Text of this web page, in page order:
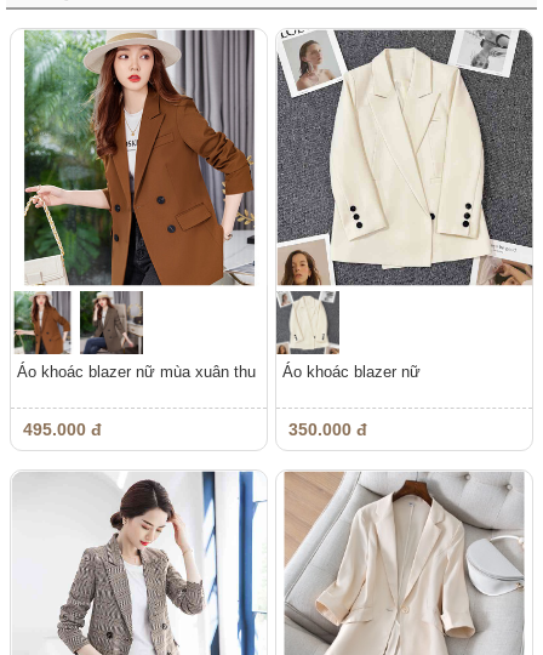
Áo khoác blazer nữ mùa xuân thu
495.000 đ
Áo khoác blazer nữ
350.000 đ